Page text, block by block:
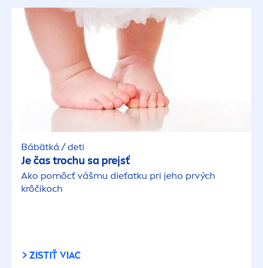
Bábätká / deti
Je čas trochu sa prejsť
Ako pomôcť vášmu dieťatku pri jeho prvých
krôčikoch
ZISTIŤ VIAC